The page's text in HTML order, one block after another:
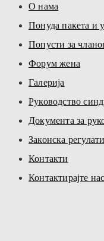
О нама
Понуда пакета и
Попусти за
Форум жена
Галерија
Руководство
Документа за
Законска
Контакти
Контактирајте нас